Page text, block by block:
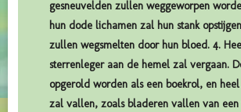
gesneuvelden zullen weggeworpen
hun dode lichamen zal hun stank
zullen wegsmelten door hun bloed. 4.
sterrenleger aan de hemel zal vergaan.
opgerold worden als een boekrol, en
zal vallen, zoals bladeren vallen van een